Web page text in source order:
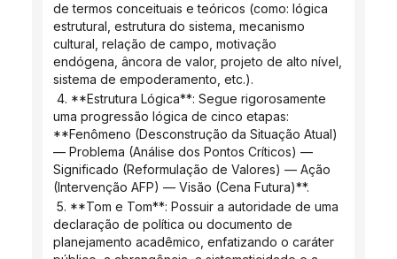
de termos conceituais e teóricos (como: lógica
estrutural, estrutura do sistema, mecanismo
cultural, relação de campo, motivação
endógena, âncora de valor, projeto de alto nível,
sistema de empoderamento, etc.).
uma progressão lógica de cinco etapas:
**Fenômeno (Desconstrução da Situação Atual)
— Problema (Análise dos Pontos Críticos) —
Significado (Reformulação de Valores) — Ação
(Intervenção AFP) — Visão (Cena Futura)**.
declaração de política ou documento de
planejamento acadêmico, enfatizando o caráter